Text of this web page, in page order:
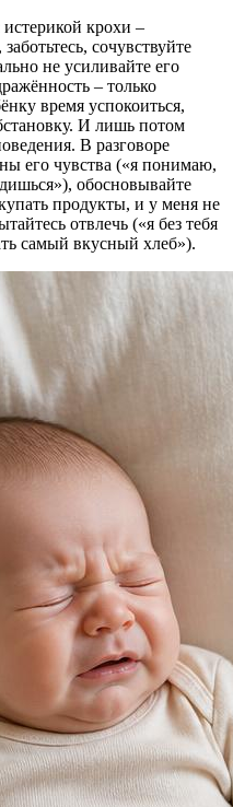
крохи –
сочувствуйте
не усиливайте его
– только
время успокоиться,
И лишь потом
В разговоре
его чувства («я понимаю,
обосновывайте
продукты, и у меня не
отвлечь («я без тебя
самый вкусный хлеб»).